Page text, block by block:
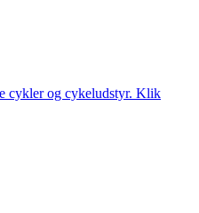
cykler og cykeludstyr. Klik